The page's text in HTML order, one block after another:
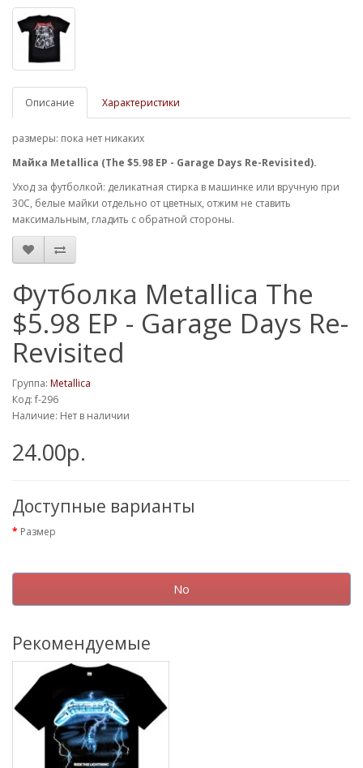
Описание Характеристики
размеры: пока нет никаких
Майка Metallica (The $5.98 EP - Garage Days Re-Revisited).
Уход за футболкой: деликатная стирка в машинке или вручную при
30С, белые майки отдельно от цветных, отжим не ставить
максимальным, гладить с обратной стороны.
Футболка Metallica The
$5.98 EP - Garage Days Re-
Revisited
Группа: Metallica
Код: f-296
Наличие: Нет в наличии
24.00р.
Доступные варианты
Размер
No
Рекомендуемые